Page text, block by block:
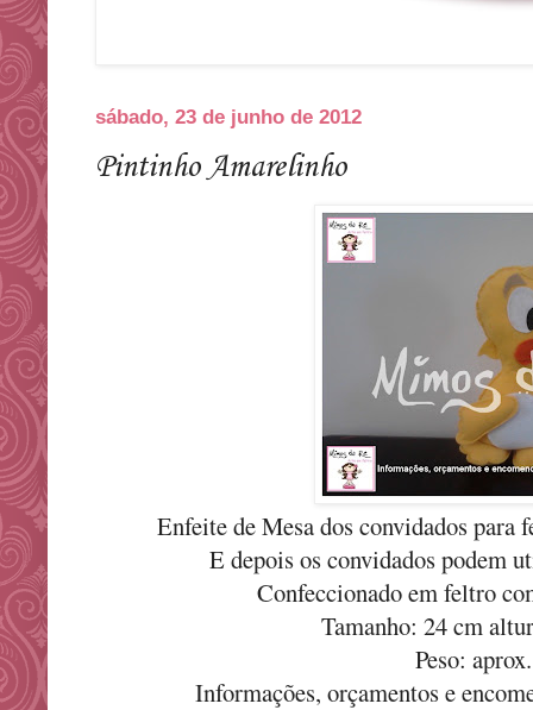
sábado, 23 de junho de 2012
Pintinho Amarelinho
Enfeite de Mesa dos convidados para
E depois os convidados podem
Confeccionado em feltro
Tamanho: 24 cm
Peso:
Informações, orçamentos e